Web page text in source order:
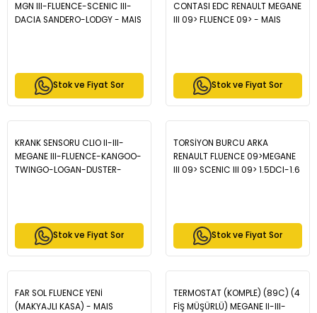
MGN III-FLUENCE-SCENIC III-
DACIA SANDERO-LODGY - MAIS
Stok ve Fiyat Sor
CONTASI EDC RENAULT MEGANE
III 09> FLUENCE 09> - MAIS
Stok ve Fiyat Sor
KRANK SENSORU CLIO II-III-
MEGANE III-FLUENCE-KANGOO-
TWINGO-LOGAN-DUSTER-
Stok ve Fiyat Sor
TORSİYON BURCU ARKA
RENAULT FLUENCE 09>MEGANE
III 09> SCENIC III 09> 1.5DCI-1.6
Stok ve Fiyat Sor
FAR SOL FLUENCE YENİ
(MAKYAJLI KASA) - MAIS
TERMOSTAT (KOMPLE) (89C) (4
FİŞ MÜŞÜRLÜ) MEGANE II-III-